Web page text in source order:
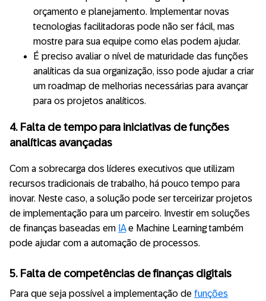
orçamento e planejamento. Implementar novas
tecnologias facilitadoras pode não ser fácil, mas
mostre para sua equipe como elas podem ajudar.
É preciso avaliar o nível de maturidade das funções
analíticas da sua organização, isso pode ajudar a criar
um roadmap de melhorias necessárias para avançar
para os projetos analíticos.
4. Falta de tempo para iniciativas de funções
analíticas avançadas
Com a sobrecarga dos líderes executivos que utilizam
recursos tradicionais de trabalho, há pouco tempo para
inovar. Neste caso, a solução pode ser terceirizar projetos
de implementação para um parceiro. Investir em soluções
de finanças baseadas em IAe Machine Learning também
pode ajudar com a automação de processos.
5. Falta de competências de finanças digitais
Para que seja possível a implementação de funções